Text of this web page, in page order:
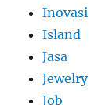
Inovasi
Island
Jasa
Jewelry
Job